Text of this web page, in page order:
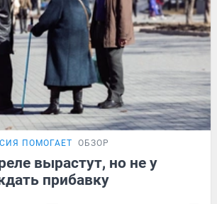
ПОМОГАЕТ ОБЗОР
вырастут, но не у
прибавку